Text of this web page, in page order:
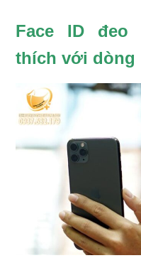
Face ID đeo
thích với dòng